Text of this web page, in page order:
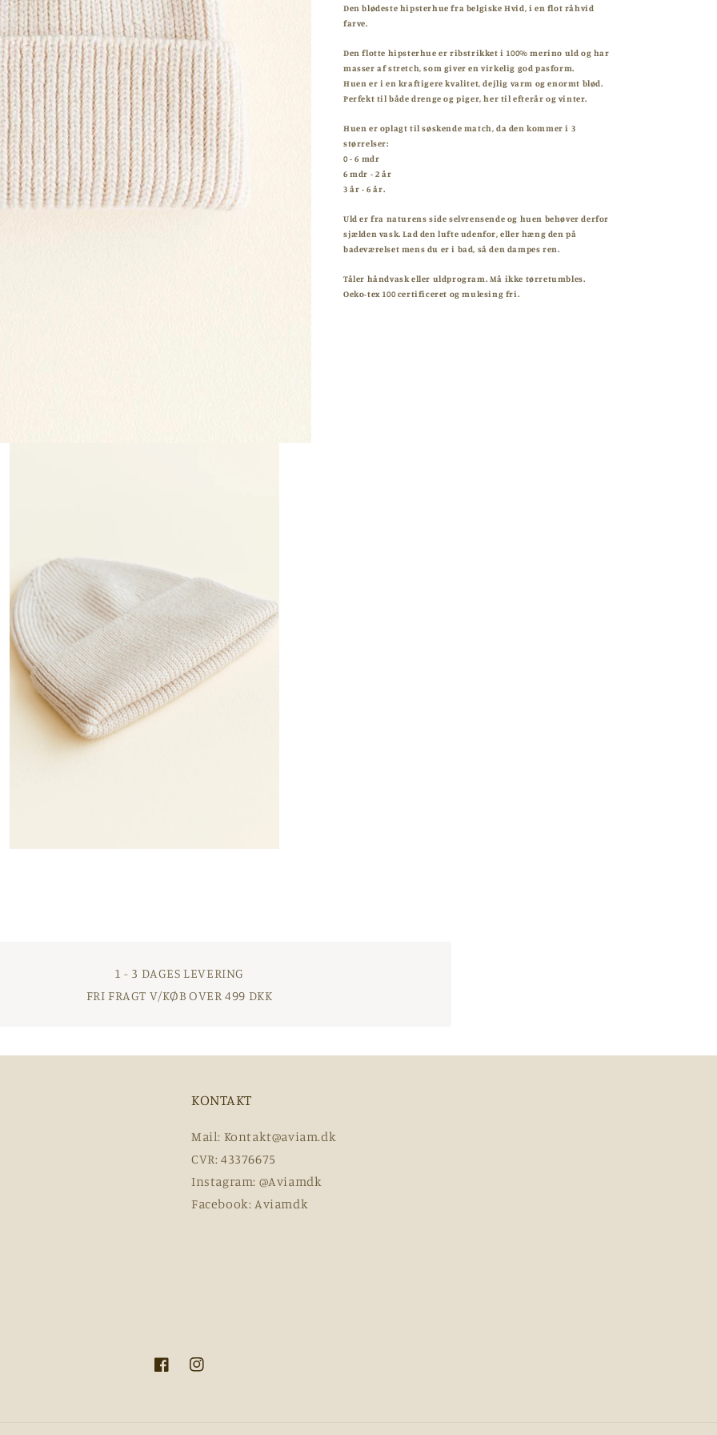
Den blødeste hipsterhue fra belgiske Hvid, i en flot råhvid
farve.
Den flotte hipsterhue er ribstrikket i 100% merino uld og har
masser af stretch, som giver en virkelig god pasform.
Huen er i en kraftigere kvalitet, dejlig varm og enormt blød.
Perfekt til både drenge og piger, her til efterår og vinter.
Huen er oplagt til søskende match, da den kommer i 3
størrelser:
0 - 6 mdr
6 mdr - 2 år
3 år - 6 år.
Uld er fra naturens side selvrensende og huen behøver derfor
sjælden vask. Lad den lufte udenfor, eller hæng den på
badeværelset mens du er i bad, så den dampes ren.
Tåler håndvask eller uldprogram. Må ikke tørretumbles.
Oeko-tex 100 certificeret og mulesing fri.
1 - 3 DAGES LEVERING
FRI FRAGT V/KØB OVER 499 DKK
KONTAKT
Mail: Kontakt@aviam.dk
CVR: 43376675
Instagram: @Aviamdk
Facebook: Aviamdk
FacebookInstagram